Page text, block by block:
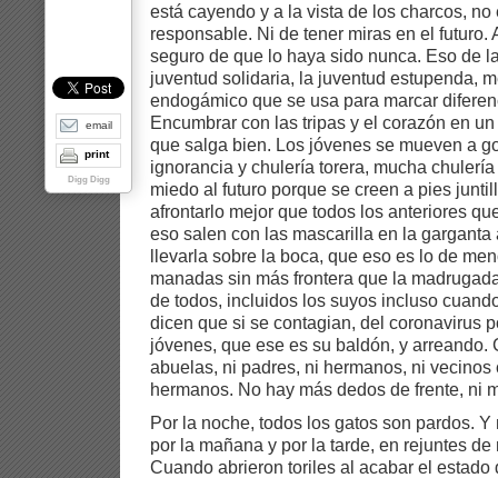
está cayendo y a la vista de los charcos,
responsable. Ni de tener miras en el futuro.
seguro de que lo haya sido nunca. Eso de
juventud solidaria, la juventud estupenda,
endogámico que se usa para marcar
Encumbrar con las tripas y el corazón en
que salga bien. Los jóvenes se mueven a
ignorancia y chulería torera, mucha
miedo al futuro porque se creen a pies
afrontarlo mejor que todos los anteriores
eso salen con las mascarilla en la
llevarla sobre la boca, que eso es lo de
manadas sin más frontera que la
de todos, incluidos los suyos incluso
dicen que si se contagian, del coronavirus
jóvenes, que ese es su baldón, y arreando.
abuelas, ni padres, ni hermanos, ni
hermanos. No hay más dedos de frente, ni
Por la noche, todos los gatos son pardos.
por la mañana y por la tarde, en rejuntes
Cuando abrieron toriles al acabar el estado
email
print
Digg Digg